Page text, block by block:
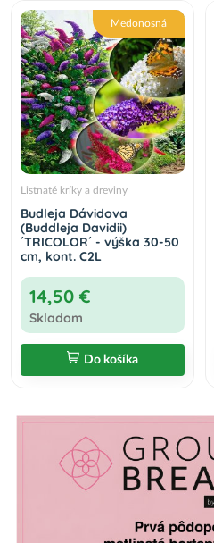
Medonosná
Listnaté kríky a dreviny
Budleja Dávidova
(Buddleja Davidii)
´TRICOLOR´ - výška 30-50
cm, kont. C2L
14,50 €
Skladom
Do košíka